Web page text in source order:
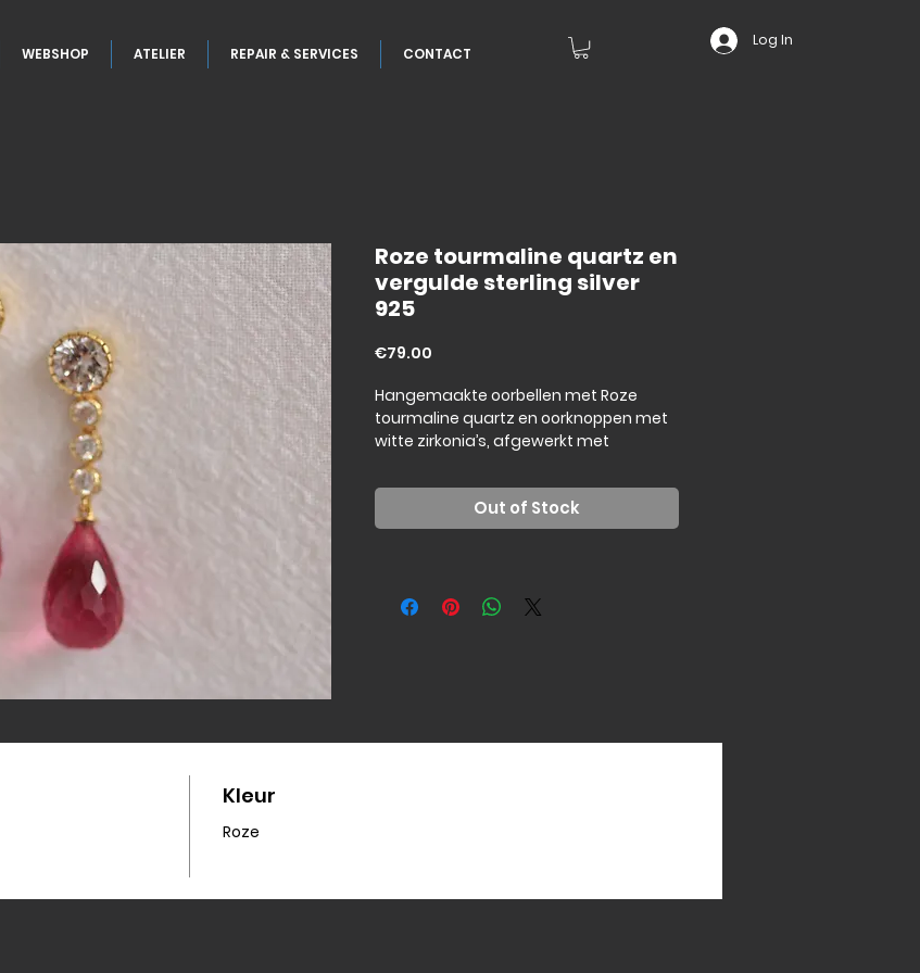
Log In
WEBSHOP ATELIER REPAIR & SERVICES CONTACT
Roze tourmaline quartz en
vergulde sterling silver
925
€79.00
Hangemaakte oorbellen met Roze
tourmaline quartz en oorknoppen met
witte zirkonia’s, afgewerkt met
zilver 925)
Out of Stock
Kleur
Roze